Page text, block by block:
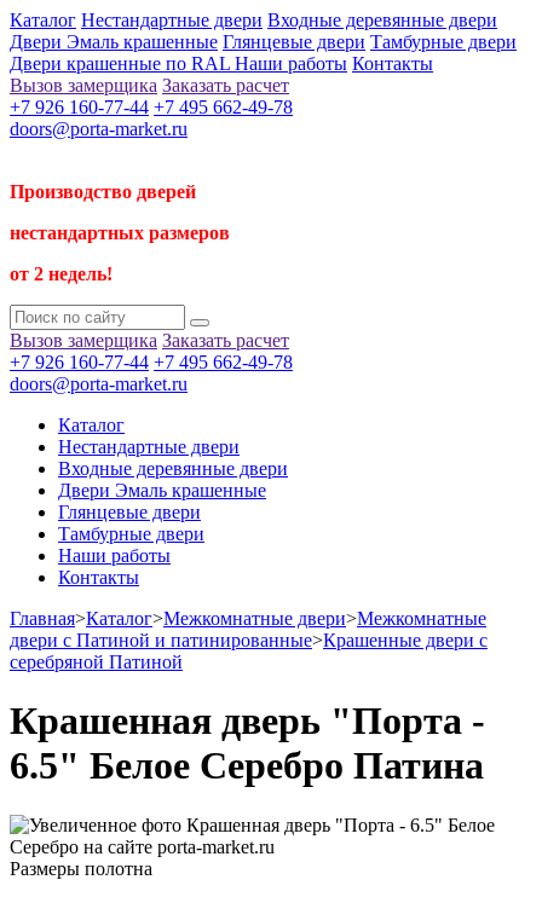
Каталог Нестандартные двери Входные деревянные двери
Двери Эмаль крашенные Глянцевые двери Тамбурные двери
Двери крашенные по RAL Наши работы Контакты
Вызов замерщика Заказать расчет
+7 926 160-77-44 +7 495 662-49-78
doors@porta-market.ru
Производство дверей
нестандартных размеров
от 2 недель!
Вызов замерщика Заказать расчет
+7 926 160-77-44 +7 495 662-49-78
doors@porta-market.ru
Каталог
Нестандартные двери
Входные деревянные двери
Двери Эмаль крашенные
Глянцевые двери
Тамбурные двери
Наши работы
Контакты
Главная>Каталог>Межкомнатные двери>Межкомнатные
двери с Патиной и патинированные>Крашенные двери с
серебряной Патиной
Крашенная дверь "Порта -
6.5" Белое Серебро Патина
Размеры полотна